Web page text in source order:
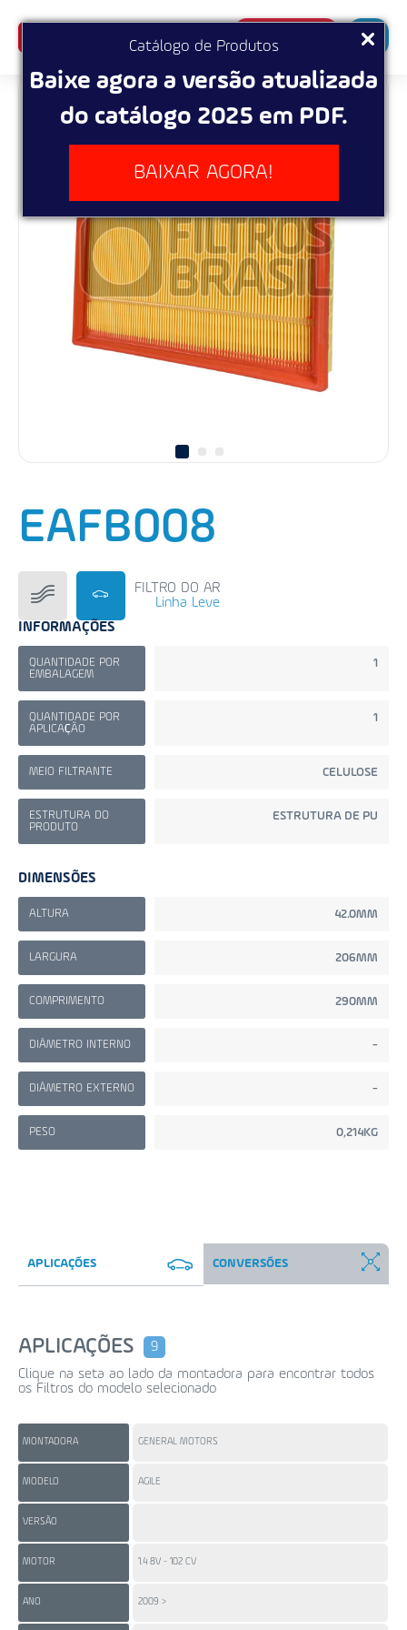
Catálogo de Produtos
Baixe agora a versão atualizada
do catálogo 2025 em PDF.
BAIXAR AGORA!
SUPERBUSCA
EAFB008
FILTRO DO AR
Linha Leve
INFORMAÇÕES
QUANTIDADE POR
EMBALAGEM
1
QUANTIDADE POR
APLICAÇÃO
1
MEIO FILTRANTE CELULOSE
ESTRUTURA DO
PRODUTO
ESTRUTURA DE PU
DIMENSÕES
ALTURA 42.0MM
LARGURA 206MM
COMPRIMENTO 290MM
DIÂMETRO INTERNO -
DIÂMETRO EXTERNO -
PESO 0,214KG
APLICAÇÕES CONVERSÕES
APLICAÇÕES
9
Clique na seta ao lado da montadora para encontrar todos
os Filtros do modelo selecionado
MONTADORA
MODELO
VERSÃO
MOTOR
ANO
GENERAL MOTORS
AGILE
1.4 8V - 102 CV
2009 >